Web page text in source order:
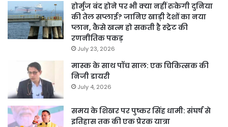
होर्मुज बंद होने पर भी क्या नहीं रुकेगी दुनिया
की तेल सप्लाई? जानिए खाड़ी देशों का नया
प्लान, कैसे खत्म हो सकती है स्ट्रेट की
रणनीतिक पकड़
July 23, 2026
मास्क के साथ पॉच साल: एक चिकित्सक की
निजी डायरी
July 4, 2026
समय के शिखर पर पुष्कर सिंह धामी: संघर्ष से
इतिहास तक की एक प्रेरक यात्रा